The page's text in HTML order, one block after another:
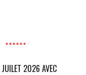
2026 AVEC